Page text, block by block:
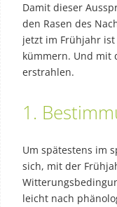
Damit dieser
den Rasen des
jetzt im Frühjahr
kümmern. Und mit
erstrahlen.
1.
Um spätestens im
sich, mit der
leicht nach